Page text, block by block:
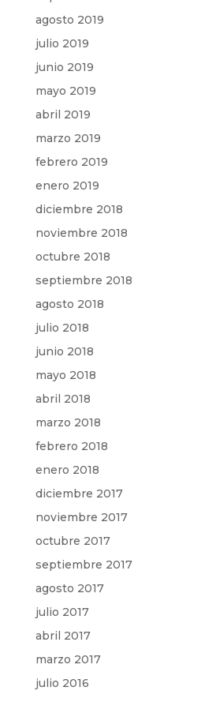
agosto 2019
julio 2019
junio 2019
mayo 2019
abril 2019
marzo 2019
febrero 2019
enero 2019
diciembre 2018
noviembre 2018
octubre 2018
septiembre 2018
agosto 2018
julio 2018
junio 2018
mayo 2018
abril 2018
marzo 2018
febrero 2018
enero 2018
diciembre 2017
noviembre 2017
octubre 2017
septiembre 2017
agosto 2017
julio 2017
abril 2017
marzo 2017
julio 2016